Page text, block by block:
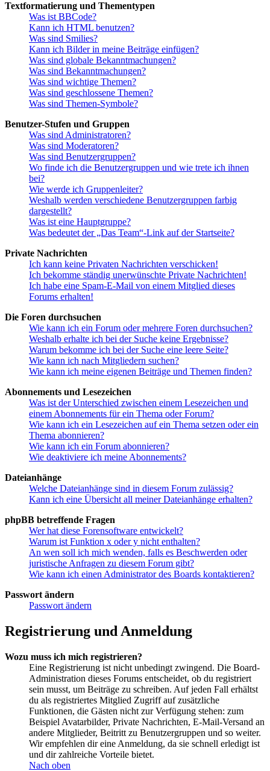
Textformatierung und Thementypen
Was ist BBCode?
Kann ich HTML benutzen?
Was sind Smilies?
Kann ich Bilder in meine Beiträge einfügen?
Was sind globale Bekanntmachungen?
Was sind Bekanntmachungen?
Was sind wichtige Themen?
Was sind geschlossene Themen?
Was sind Themen-Symbole?
Benutzer-Stufen und Gruppen
Was sind Administratoren?
Was sind Moderatoren?
Was sind Benutzergruppen?
Wo finde ich die Benutzergruppen und wie trete ich ihnen
bei?
Wie werde ich Gruppenleiter?
Weshalb werden verschiedene Benutzergruppen farbig
dargestellt?
Was ist eine Hauptgruppe?
Was bedeutet der „Das Team“-Link auf der Startseite?
Private Nachrichten
Ich kann keine Privaten Nachrichten verschicken!
Ich bekomme ständig unerwünschte Private Nachrichten!
Ich habe eine Spam-E-Mail von einem Mitglied dieses
Forums erhalten!
Die Foren durchsuchen
Wie kann ich ein Forum oder mehrere Foren durchsuchen?
Weshalb erhalte ich bei der Suche keine Ergebnisse?
Warum bekomme ich bei der Suche eine leere Seite?
Wie kann ich nach Mitgliedern suchen?
Wie kann ich meine eigenen Beiträge und Themen finden?
Abonnements und Lesezeichen
Was ist der Unterschied zwischen einem Lesezeichen und
einem Abonnements für ein Thema oder Forum?
Wie kann ich ein Lesezeichen auf ein Thema setzen oder ein
Thema abonnieren?
Wie kann ich ein Forum abonnieren?
Wie deaktiviere ich meine Abonnements?
Dateianhänge
Welche Dateianhänge sind in diesem Forum zulässig?
Kann ich eine Übersicht all meiner Dateianhänge erhalten?
phpBB betreffende Fragen
Wer hat diese Forensoftware entwickelt?
Warum ist Funktion x oder y nicht enthalten?
An wen soll ich mich wenden, falls es Beschwerden oder
juristische Anfragen zu diesem Forum gibt?
Wie kann ich einen Administrator des Boards kontaktieren?
Passwort ändern
Passwort ändern
Registrierung und Anmeldung
Wozu muss ich mich registrieren?
Eine Registrierung ist nicht unbedingt zwingend. Die Board-
Administration dieses Forums entscheidet, ob du registriert
sein musst, um Beiträge zu schreiben. Auf jeden Fall erhältst
du als registriertes Mitglied Zugriff auf zusätzliche
Funktionen, die Gästen nicht zur Verfügung stehen: zum
Beispiel Avatarbilder, Private Nachrichten, E-Mail-Versand an
andere Mitglieder, Beitritt zu Benutzergruppen und so weiter.
Wir empfehlen dir eine Anmeldung, da sie schnell erledigt ist
und dir zahlreiche Vorteile bietet.
Nach oben